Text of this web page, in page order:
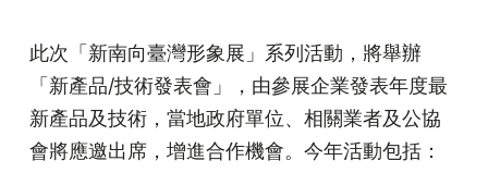
此次「新南向臺灣形象展」系列活動，將舉辦
「新產品/技術發表會」，由參展企業發表年度最
新產品及技術，當地政府單位、相關業者及公協
會將應邀出席，增進合作機會。今年活動包括：